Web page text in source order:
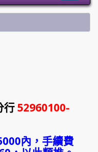
行 52960100-
內，手續費